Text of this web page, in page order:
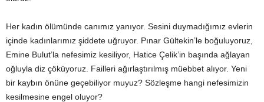
Her kadın ölümünde canımız yanıyor. Sesini duymadığımız evlerin
içinde kadınlarımız şiddete uğruyor. Pınar Gültekin’le boğuluyoruz,
Emine Bulut’la nefesimiz kesiliyor, Hatice Çelik’in başında ağlayan
oğluyla diz çöküyoruz. Failleri ağırlaştırılmış müebbet alıyor. Yeni
bir kaybın önüne geçebiliyor muyuz? Sözleşme hangi nefesimizin
kesilmesine engel oluyor?